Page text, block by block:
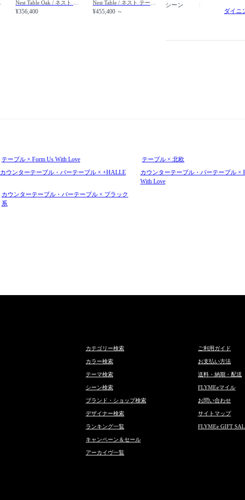
シーン
ダイニ
¥356,400 ¥455,400 ～
テーブル × Form Us With Love
テーブル × 北欧
カウンターテーブル・バーテーブル × +HALLE
カウンターテーブル・バーテーブル ×
With Love
カウンターテーブル・バーテーブル × ブラック
系
カテゴリー検索
カラー検索
テーマ検索
シーン検索
ブランド・ショップ検索
デザイナー検索
ランキング一覧
キャンペーン＆セール
アーカイヴ一覧
ご利用ガイド
お支払い方法
送料・納期・配送
FLYMEeマイル
お問い合わせ
サイトマップ
FLYMEe GIFT